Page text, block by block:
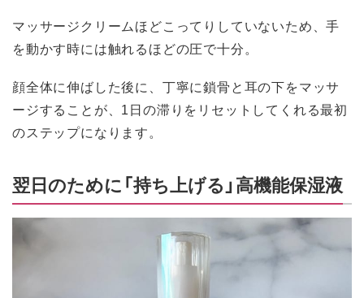
マッサージクリームほどこってりしていないため、手
を動かす時には触れるほどの圧で十分。
顔全体に伸ばした後に、丁寧に鎖骨と耳の下をマッサ
ージすることが、1日の滞りをリセットしてくれる最初
のステップになります。
翌日のために「持ち上げる」高機能保湿液